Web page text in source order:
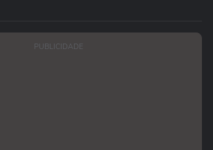
PUBLICIDADE